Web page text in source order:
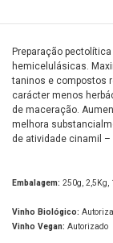
Preparação
hemicelulásicas.
taninos e compostos
carácter menos
de maceração.
melhora
de atividade cinamil –
Embalagem: 250g, 2,5Kg,
Vinho Biológico:
Vinho Vegan: Autorizado